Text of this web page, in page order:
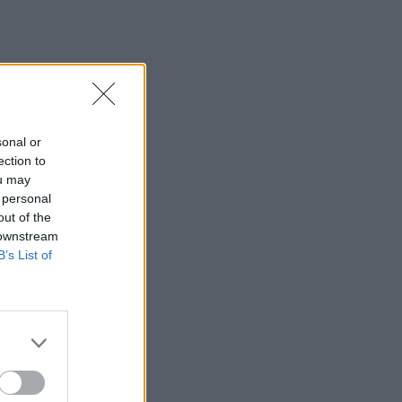
or
to
may
of the
List of